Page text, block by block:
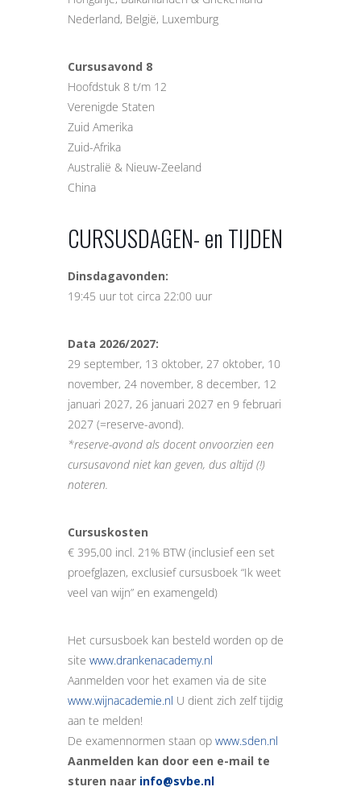
Nederland, België, Luxemburg
Cursusavond 8
Hoofdstuk 8 t/m 12
Verenigde Staten
Zuid Amerika
Zuid-Afrika
Australië & Nieuw-Zeeland
China
CURSUSDAGEN- en TIJDEN
Dinsdagavonden:
19:45 uur tot circa 22:00 uur
Data 2026/2027:
29 september, 13 oktober, 27 oktober, 10
november, 24 november, 8 december, 12
januari 2027, 26 januari 2027 en 9 februari
2027 (=reserve-avond).
*reserve-avond als docent onvoorzien een
cursusavond niet kan geven, dus altijd (!)
noteren.
Cursuskosten
€ 395,00 incl. 21% BTW (inclusief een set
proefglazen, exclusief cursusboek “Ik weet
veel van wijn” en examengeld)
Het cursusboek kan besteld worden op de
site www.drankenacademy.nl
Aanmelden voor het examen via de site
www.wijnacademie.nl U dient zich zelf tijdig
aan te melden!
De examennormen staan op www.sden.nl
Aanmelden kan door een e-mail te
sturen naar info@svbe.nl